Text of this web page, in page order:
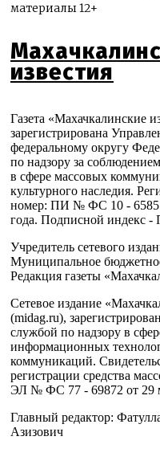
материалы 12+
известия
Газета «Махачкалинские
зарегистрирована
федеральному округу
по надзору за
в сфере массовых
культурного наследия.
номер: ПИ № ФС 10 - 6585
года. Подписной индекс -
Учредитель сетевого
Муниципальное
Редакция газеты
Сетевое издание
(midag.ru),
службой по надзору в
информационных
коммуникаций.
регистрации средства
ЭЛ № ФС 77 - 69872 от 29
Главный редактор:
Азизович